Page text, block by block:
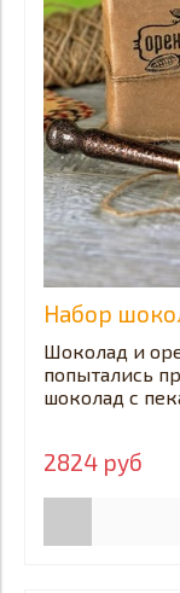
Набор
Шоколад и
попытались
шоколад с
2824 руб